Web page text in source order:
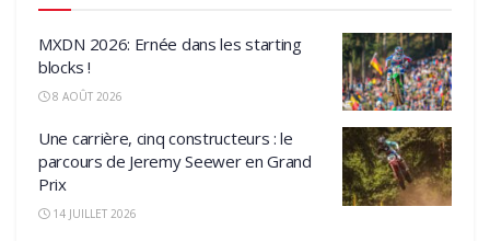
MXDN 2026: Ernée dans les starting
blocks !
8 AOÛT 2026
Une carrière, cinq constructeurs : le
parcours de Jeremy Seewer en Grand
Prix
14 JUILLET 2026